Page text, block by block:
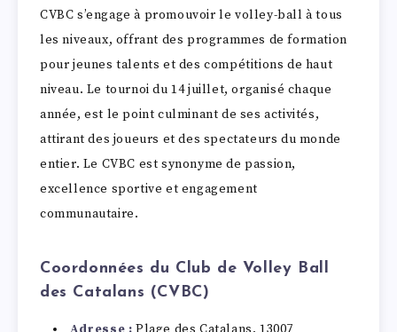
CVBC s’engage à promouvoir le volley-ball à tous
les niveaux, offrant des programmes de formation
pour jeunes talents et des compétitions de haut
niveau. Le tournoi du 14 juillet, organisé chaque
année, est le point culminant de ses activités,
attirant des joueurs et des spectateurs du monde
entier. Le CVBC est synonyme de passion,
excellence sportive et engagement
communautaire.
Coordonnées du Club de Volley Ball
des Catalans (CVBC)